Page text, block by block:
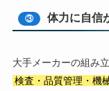
③ 体力に自信
大手メーカーの組み
検査・品質管理・機